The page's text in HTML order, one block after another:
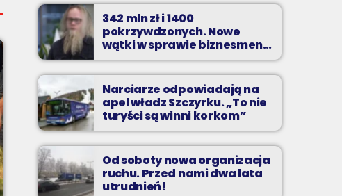
342 mln zł i 1400
pokrzywdzonych. Nowe
wątki w sprawie biznesmena
z Bielska-Białej
Narciarze odpowiadają na
apel władz Szczyrku. „To nie
turyści są winni korkom”
Od soboty nowa organizacja
ruchu. Przed nami dwa lata
utrudnień!